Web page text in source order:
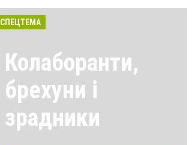
СПЕЦТЕМА
Колаборанти,
брехуни і
зрадники